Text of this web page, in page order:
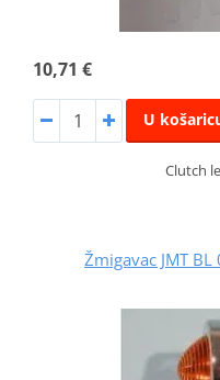
10,71 €
U
Clutch
Žmigavac JMT